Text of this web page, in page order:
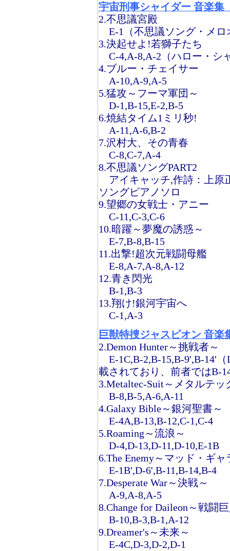
宇宙刑事シャイダー 音楽
2.不思議宮殿
E-1（不思議ソング・メロ
3.決起せよ!若獅子たち
C-4,A-8,A-2（ハロー・シ
4.ブルー・チェイサー
A-10,A-9,A-5
5.猛攻～フーマ軍団～
D-1,B-15,E-2,B-5
6.焼結タイム1ミリ秒!
A-11,A-6,B-2
7.沢村大、その青春
C-8,C-7,A-4
8.不思議ソングPART2
アイキャッチ,作詩：上原
ソングピアノソロ
9.望郷の女戦士・アニー
C-11,C-3,C-6
10.暗躍～夢魔の誘惑～
E-7,B-8,B-15
11.出撃!超次元戦闘母艦
E-8,A-7,A-8,A-12
12.青き閃光
B-1,B-3
13.翔け!銀河宇宙へ
C-1,A-3
巨獣特捜ジャスピオン 音
2.Demon Hunter～挑戦者～
E-1C,B-2,B-15,B-9',B-14'
載されており、前者ではB-
3.Metaltec-Suit～メタルテッ
B-8,B-5,A-6,A-11
4.Galaxy Bible～銀河聖書～
E-4A,B-13,B-12,C-1,C-4
5.Roaming～流浪～
D-4,D-13,D-11,D-10,E-1B
6.The Enemy～マッド・ギャ
E-1B',D-6',B-11,B-14,B-4
7.Desperate War～決戦～
A-9,A-8,A-5
8.Change for Daileon～戦闘
B-10,B-3,B-1,A-12
9.Dreamer's～未来～
E-4C,D-3,D-2,D-1